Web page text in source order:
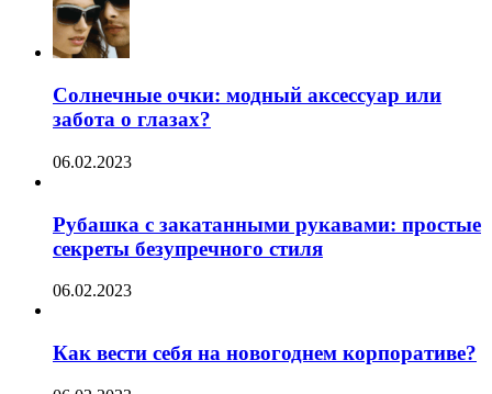
Солнечные очки: модный аксессуар или
забота о глазах?
06.02.2023
Рубашка с закатанными рукавами: простые
секреты безупречного стиля
06.02.2023
Как вести себя на новогоднем корпоративе?